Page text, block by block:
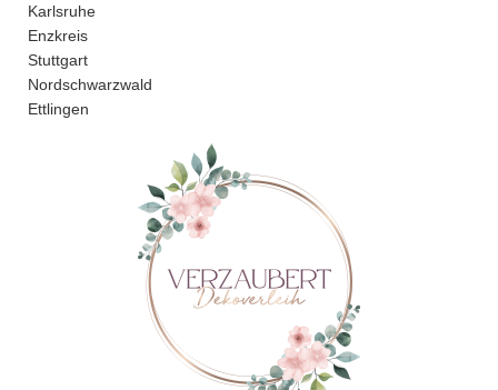
Karlsruhe
Enzkreis
Stuttgart
Nordschwarzwald
Ettlingen